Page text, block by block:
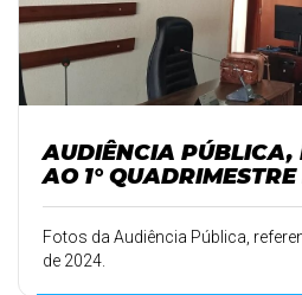
AUDIÊNCIA PÚBLICA,
AO 1°
Fotos da Audiência Pública,
de 2024.